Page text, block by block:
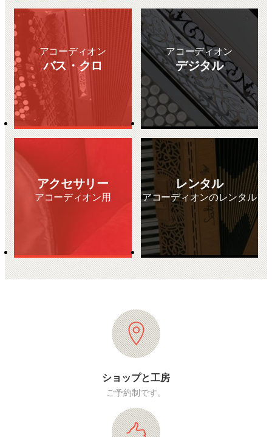
アコーディオン
バス・クロ
アコーディオン
デジタル
アクセサリー
アコーディオン用
レンタル
アコーディオンのレンタル
ショップと工房
ご予約制です。